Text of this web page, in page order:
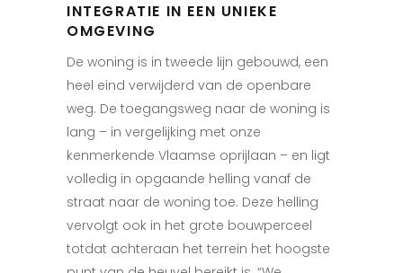
INTEGRATIE IN EEN UNIEKE
OMGEVING
De woning is in tweede lijn gebouwd, een
heel eind verwijderd van de openbare
weg. De toegangsweg naar de woning is
lang – in vergelijking met onze
kenmerkende Vlaamse oprijlaan – en ligt
volledig in opgaande helling vanaf de
straat naar de woning toe. Deze helling
vervolgt ook in het grote bouwperceel
totdat achteraan het terrein het hoogste